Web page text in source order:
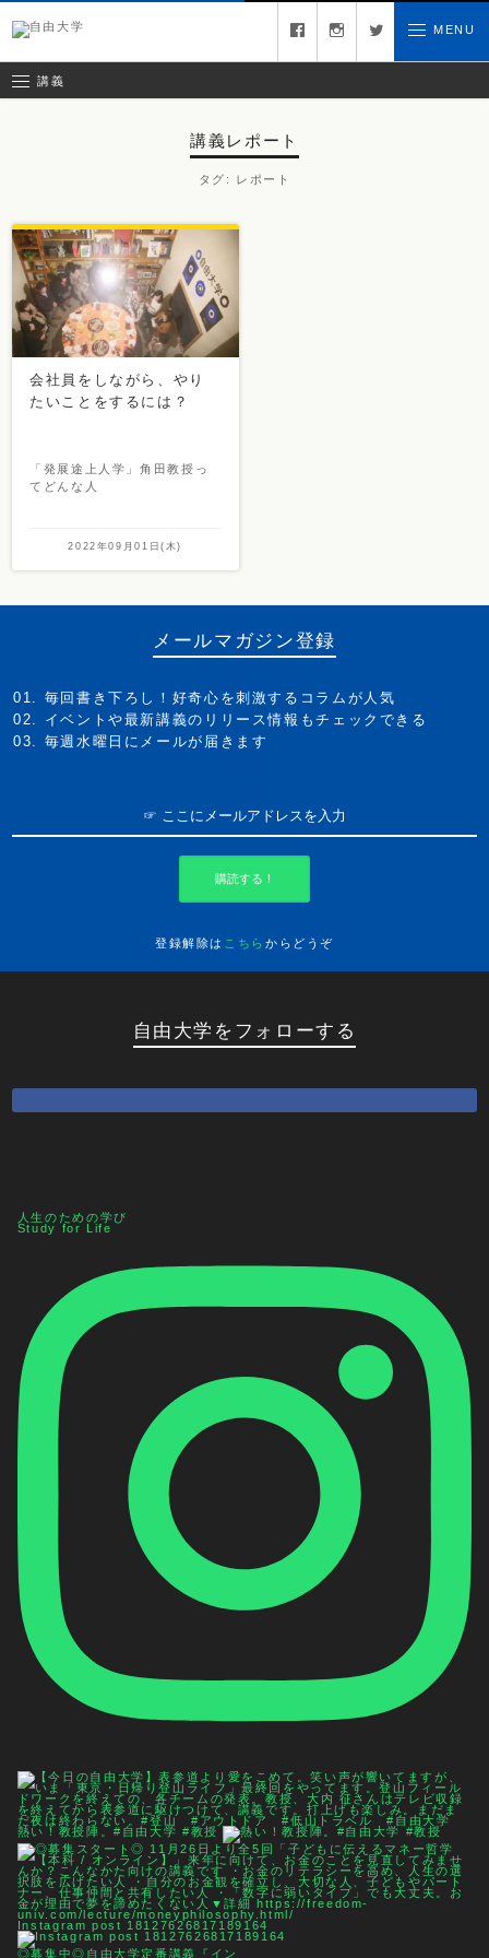
お問い合わせfacebook instagram twitter MENU
講義
講義レポート
タグ: レポート
会社員をしながら、やり
たいことをするには？
「発展途上人学」角田教授っ
てどんな人
2022年09月01日(木)
メールマガジン登録
毎回書き下ろし！好奇心を刺激するコラムが人気
イベントや最新講義のリリース情報もチェックできる
毎週水曜日にメールが届きます
購読する！
登録解除は こちら からどうぞ
自由大学をフォローする
人生のための学び
Study for Life
熱い！教授陣。#自由大学 #教授
Instagram post 18127626817189164
◎募集中◎自由大学定番講義『イン